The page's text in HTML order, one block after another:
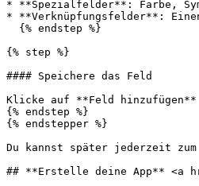
* **Spezialfelder**: Farbe,
* **Verknüpfungsfelder**:
{% step %}
#### Speichere das Feld
Klicke auf **Feld
{% endstep %}
{% endstepper %}
Du kannst später jederzeit
## **Erstelle deine App** <a